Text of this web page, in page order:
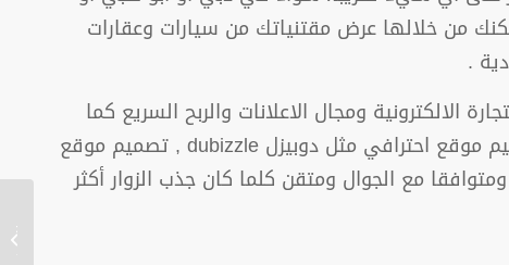
من خلالها عرض مقتنياتك من سيارات وعقارات
.
الالكترونية ومجال الاعلانات والربح السريع كما
يطلق عليه ستحتاج الى برمجة موقع قوي مثل دوبيزل dubizzle نحن في مؤسسة افضل الحلول نوفر لك تصميم موقع احترافي مثل دوبيزل dubizzle , تصميم موقع